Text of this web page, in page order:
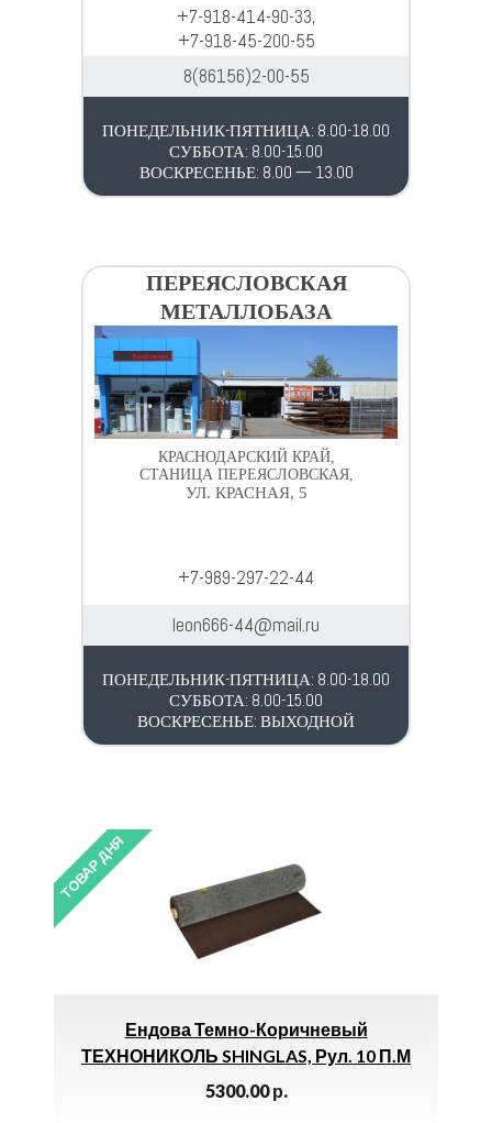
+7-918-414-90-33,
+7-918-45-200-55
8(86156)2-00-55
ПОНЕДЕЛЬНИК-ПЯТНИЦА: 8.00-18.00
СУББОТА: 8.00-15.00
ВОСКРЕСЕНЬЕ: 8.00 — 13.00
ПЕРЕЯСЛОВСКАЯ
МЕТАЛЛОБАЗА
КРАСНОДАРСКИЙ КРАЙ,
СТАНИЦА ПЕРЕЯСЛОВСКАЯ,
УЛ. КРАСНАЯ, 5
+7-989-297-22-44
leon666-44@mail.ru
ПОНЕДЕЛЬНИК-ПЯТНИЦА: 8.00-18.00
СУББОТА: 8.00-15.00
ВОСКРЕСЕНЬЕ: ВЫХОДНОЙ
ТОВАР ДНЯ
Ендова Темно-Коричневый
ТЕХНОНИКОЛЬ SHINGLAS, Рул. 10 П.м
5300.00р.